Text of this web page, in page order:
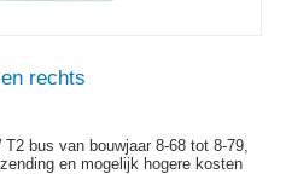
rechts
bus van bouwjaar 8-68 tot 8-79,
en mogelijk hogere kosten